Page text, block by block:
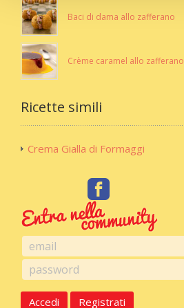
Baci di dama allo zafferano
Crème caramel allo zafferano
Ricette simili
Crema Gialla di Formaggi
Accedi Registrati